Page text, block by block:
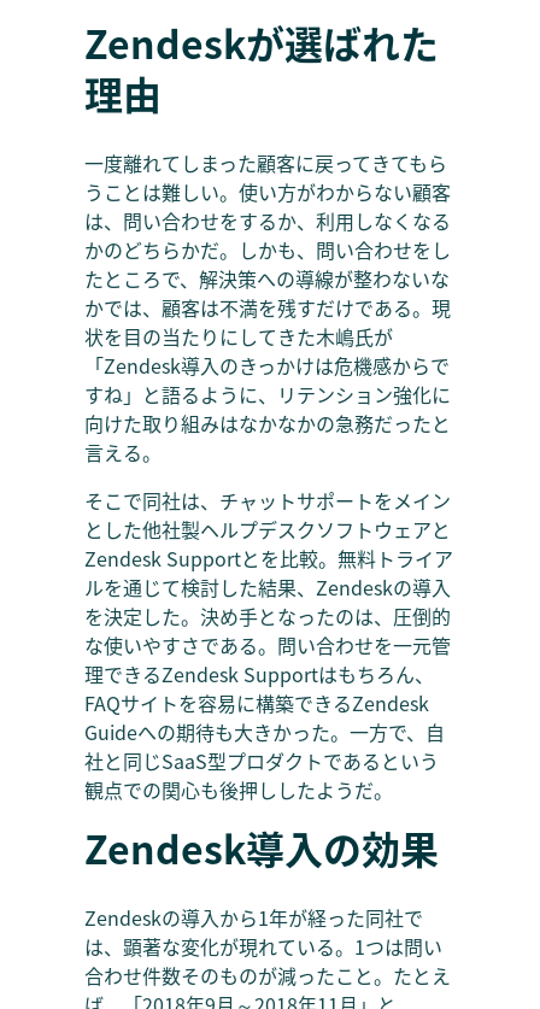
Zendeskが選ばれた
理由
一度離れてしまった顧客に戻ってきてもら
うことは難しい。使い方がわからない顧客
は、問い合わせをするか、利用しなくなる
かのどちらかだ。しかも、問い合わせをし
たところで、解決策への導線が整わないな
かでは、顧客は不満を残すだけである。現
状を目の当たりにしてきた木嶋氏が
「Zendesk導入のきっかけは危機感からで
すね」と語るように、リテンション強化に
向けた取り組みはなかなかの急務だったと
言える。
そこで同社は、チャットサポートをメイン
とした他社製ヘルプデスクソフトウェアと
Zendesk Supportとを比較。無料トライア
ルを通じて検討した結果、Zendeskの導入
を決定した。決め手となったのは、圧倒的
な使いやすさである。問い合わせを一元管
理できるZendesk Supportはもちろん、
FAQサイトを容易に構築できるZendesk
Guideへの期待も大きかった。一方で、自
社と同じSaaS型プロダクトであるという
観点での関心も後押ししたようだ。
Zendesk導入の効果
Zendeskの導入から1年が経った同社で
は、顕著な変化が現れている。1つは問い
合わせ件数そのものが減ったこと。たとえ